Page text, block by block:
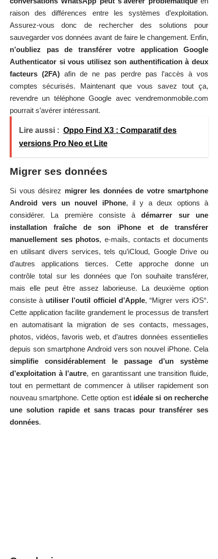
raison des différences entre les systèmes d’exploitation.
Assurez-vous donc de rechercher des solutions pour
sauvegarder vos données avant de faire le changement. Enfin,
n’oubliez pas de transférer votre application Google
Authenticator si vous utilisez son authentification à deux
facteurs (2FA) afin de ne pas perdre pas l’accès à vos
comptes sécurisés. Maintenant que vous savez tout ça,
revendre un téléphone Google avec vendremonmobile.com
pourrait s’avérer intéressant.
Lire aussi : Oppo Find X3 : Comparatif des
versions Pro Neo et Lite
Migrer ses données
Si vous désirez migrer les données de votre smartphone
Android vers un nouvel iPhone, il y a deux options à
considérer. La première consiste àdémarrer sur une
installation fraîche de son iPhone et de transférer
manuellement ses photos, e-mails, contacts et documents
en utilisant divers services, tels qu’iCloud, Google Drive ou
d’autres applications tierces. Cette approche donne un
contrôle total sur les données que l’on souhaite transférer,
mais elle peut être assez laborieuse. La deuxième option
consiste à utiliser l’outil officiel d’Apple, “Migrer vers iOS“.
Cette application facilite grandement le processus de transfert
en automatisant la migration de ses contacts, messages,
photos, vidéos, favoris web, et d’autres données essentielles
depuis son smartphone Android vers son nouvel iPhone. Cela
simplifie considérablement le passage d’un système
d’exploitation à l’autre, en garantissant une transition fluide,
tout en permettant de commencer à utiliser rapidement son
nouveau smartphone. Cette option est idéale si on recherche
une solution rapide et sans tracas pour transférer ses
données.